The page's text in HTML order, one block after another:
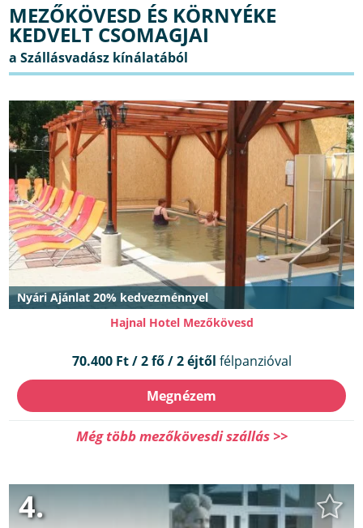
MEZŐKÖVESD ÉS KÖRNYÉKE
KEDVELT CSOMAGJAI
Nyári Ajánlat 20% kedvezménnyel
Hajnal Hotel Mezőkövesd
70.400 Ft / 2 fő / 2 éjtől félpanzióval
Megnézem
Még több mezőkövesdi szállás >>
4.